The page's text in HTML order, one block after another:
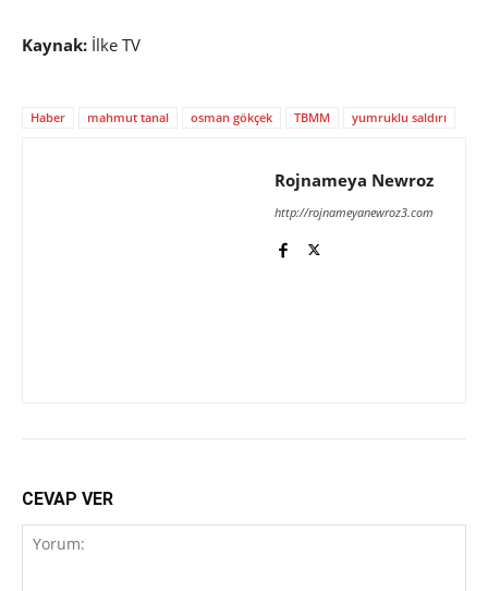
Kaynak: İlke TV
Haber mahmut tanal osman gökçek TBMM yumruklu saldırı
Rojnameya Newroz
http://rojnameyanewroz3.com
CEVAP VER